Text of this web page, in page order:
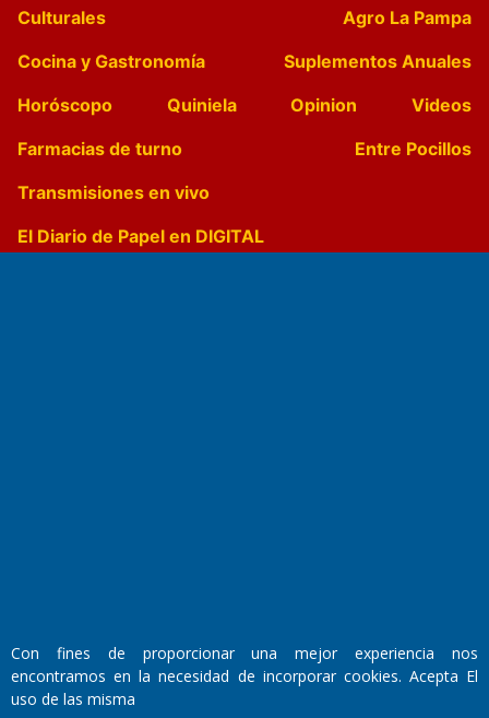
Culturales
Agro La Pampa
Cocina y Gastronomía
Suplementos Anuales
Horóscopo
Quiniela Opinion
Videos
Farmacias de turno
Entre Pocillos
Transmisiones en vivo
El Diario de Papel en DIGITAL
Director Periodístico:
Walter René Goñi
Con fines de proporcionar una mejor experiencia nos
encontramos en la necesidad de incorporar cookies. Acepta El
uso de las misma